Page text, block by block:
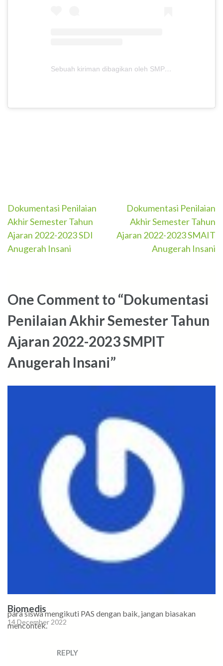
Sebuah kiriman dibagikan oleh SMPIT ANUGRAH INSANI (@smpitanugerahinsani)
Post
navigation
Dokumentasi Penilaian
Akhir Semester Tahun
Ajaran 2022-2023 SDI
Anugerah Insani
Dokumentasi Penilaian
Akhir Semester Tahun
Ajaran 2022-2023 SMAIT
Anugerah Insani
One Comment to “Dokumentasi
Penilaian Akhir Semester Tahun
Ajaran 2022-2023 SMPIT
Anugerah Insani”
Biomedis
14 December 2022
para siswa mengikuti PAS dengan baik, jangan biasakan
mencontek.
REPLY